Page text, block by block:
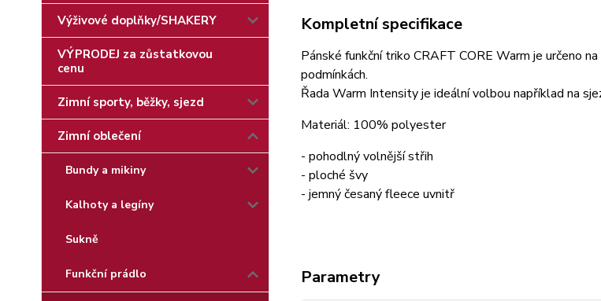
Výživové doplňky/SHAKERY
VÝPRODEJ za zůstatkovou
cenu
Zimní sporty, běžky, sjezd
Zimní oblečení
Bundy a mikiny
Kalhoty a legíny
Sukně
Funkční prádlo
Kompletní specifikace
Pánské funkční triko CRAFT CORE Warm je určeno
podmínkách.
Řada Warm Intensity je ideální volbou například na
Materiál: 100% polyester
- pohodlný volnější střih
- ploché švy
- jemný česaný fleece uvnitř
Parametry